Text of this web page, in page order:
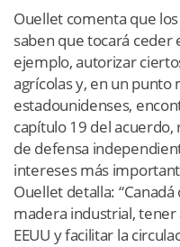
Ouellet comenta que
saben que tocará ceder
ejemplo, autorizar
agrícolas y, en un punto
estadounidenses,
capítulo 19 del
de defensa
intereses más
Ouellet detalla:
madera industrial, tener
EEUU y facilitar la